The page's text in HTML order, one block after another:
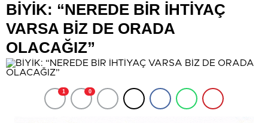
BİYİK: “NEREDE BİR İHTİYAÇ
VARSA BİZ DE ORADA
OLACAĞIZ”
1 0